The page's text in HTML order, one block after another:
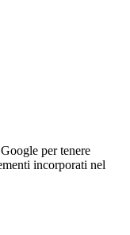
per tenere
incorporati nel